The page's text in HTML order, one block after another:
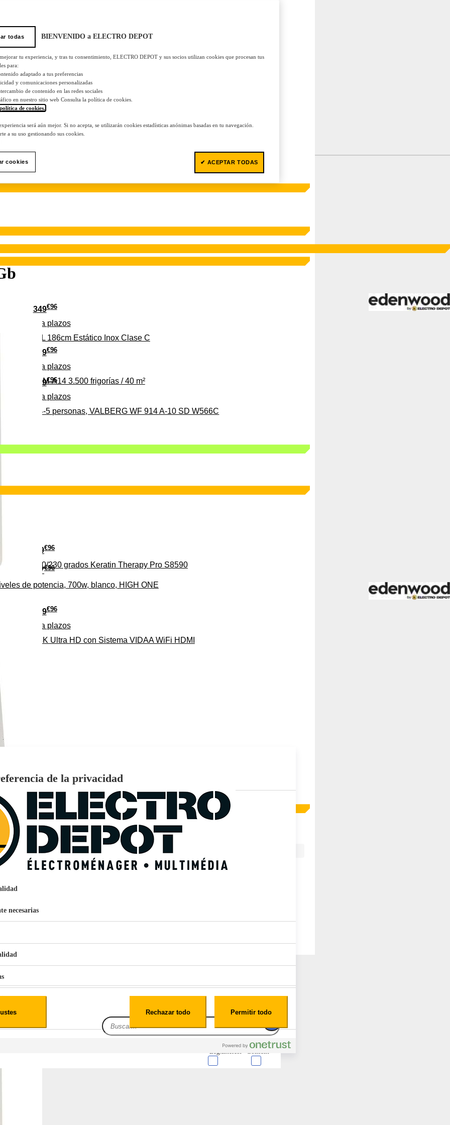
279€96
Pago a plazos
para 4-5 personas, VALBERG WF 914 A-10 SD W566C
349€96
Pago a plazos
C 315L 186cm Estático Inox Clase C
37€96
de potencia, 700w, blanco, HIGH ONE
369€96
Pago a plazos
CLIM-A14 3.500 frigorías / 40 m²
1,1L Limpia Sofás Alfombras Coche SP3
29€96
160/230 grados Keratin Therapy Pro S8590
279€96
Pago a plazos
EL 4K Ultra HD con Sistema VIDAA WiFi HDMI
159€ 96
Pago aplazos
EcoTank EPSON ET-2861
todas BIENVENIDO a ELECTRO DEPOT
tu experiencia, y tras tu consentimiento, ELECTRO DEPOT y sus socios utilizan cookies que procesan tus
para:
adaptado a tus preferencias
y comunicaciones personalizadas
de contenido en las redes sociales
en nuestro sitio web Consulta la política de cookies.
de cookies.
será aún mejor. Si no acepta, se utilizarán cookies estadísticas anónimas basadas en tu navegación.
a su uso gestionando sus cookies.
cookies ✔ ACEPTAR TODAS
de la privacidad
necesarias
web, los datos pueden almacenarse o recuperarse de tu navegador, generalmente en forma de cookies.
Consent
Leg.Interest
Rechazar todo Permitir todo